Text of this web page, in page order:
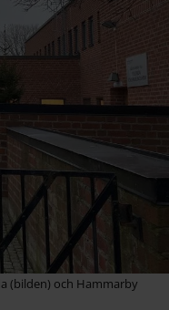
(bilden) och Hammarby